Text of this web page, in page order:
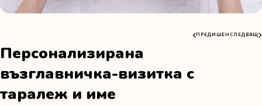
ПРЕДИШЕН СЛЕДВАЩ
Персонализирана
възглавничка-визитка с
таралеж и име